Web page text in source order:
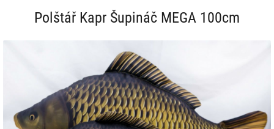
Polštář Kapr Šupináč MEGA 100cm